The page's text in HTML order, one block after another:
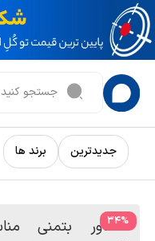
جدیدترین برند ها
%
34